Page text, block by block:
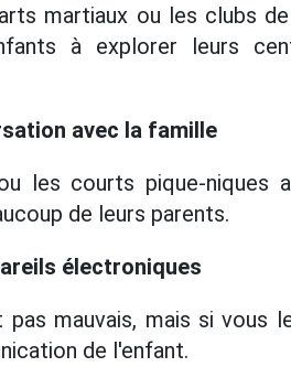
martiaux ou les clubs
à explorer leurs
avec la famille
les courts pique-niques
de leurs parents.
électroniques
mauvais, mais si vous
de l'enfant.